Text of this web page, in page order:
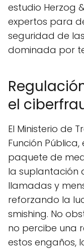
estudio Herzog
expertos para
seguridad de
dominada por
el
El Ministerio de
Función
paquete de
la suplantación
llamadas y
reforzando la
smishing. No
no percibe una
estos engaños,